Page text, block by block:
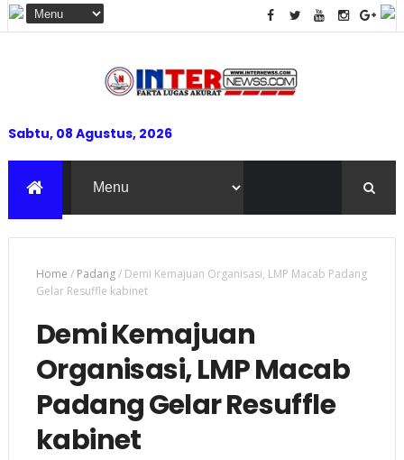
Sabtu, 08 Agustus, 2026
Home / Padang/ Demi Kemajuan Organisasi, LMP Macab Padang
Gelar Resuffle kabinet
Demi Kemajuan
Organisasi, LMP Macab
Padang Gelar Resuffle
kabinet